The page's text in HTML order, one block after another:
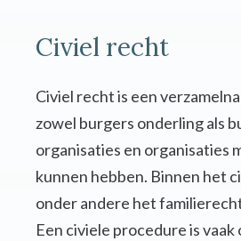
Civiel recht
Civiel recht is een
zowel burgers onderling als
organisaties en organisaties
kunnen hebben. Binnen het
onder andere het
Een civiele procedure is vaak